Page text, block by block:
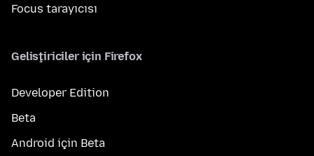
Focus tarayıcısı
Geliştiriciler için Firefox
Developer Edition
Beta
Android için Beta